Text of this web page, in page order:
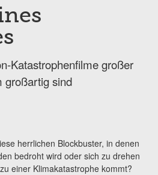
Katastrophenfilme großer
großartig sind
herrlichen Blockbuster, in denen
bedroht wird oder sich zu drehen
einer Klimakatastrophe kommt?